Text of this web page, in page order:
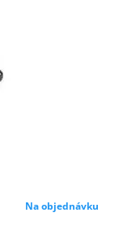
Na objednávku